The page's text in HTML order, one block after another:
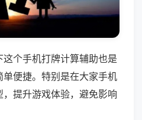
个手机打牌计算辅助也是
便捷。特别是在大家手机
提升游戏体验，避免影响